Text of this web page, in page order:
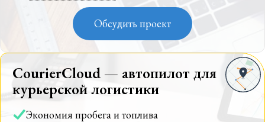
Обсудить проект
CourierCloud — автопилот для
курьерской логистики
Экономия пробега и топлива